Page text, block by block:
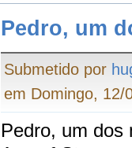
Pedro, um
Submetido por
em Domingo, 12/
Pedro, um dos